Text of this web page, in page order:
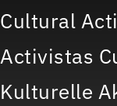
Cultural
Activistas
Kulturelle